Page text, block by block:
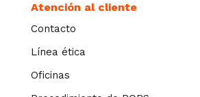
Atención al cliente
Contacto
Línea ética
Oficinas